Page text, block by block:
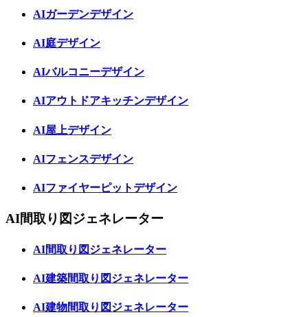
AIガーデンデザイン
AI庭デザイン
AIバルコニーデザイン
AIアウトドアキッチンデザイン
AI屋上デザイン
AIフェンスデザイン
AIファイヤーピットデザイン
AI間取り図ジェネレーター
AI間取り図ジェネレーター
AI建築間取り図ジェネレーター
AI建物間取り図ジェネレーター